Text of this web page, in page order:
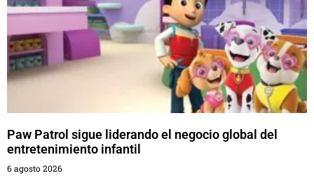
Paw Patrol sigue liderando el negocio global del
entretenimiento infantil
6 agosto 2026